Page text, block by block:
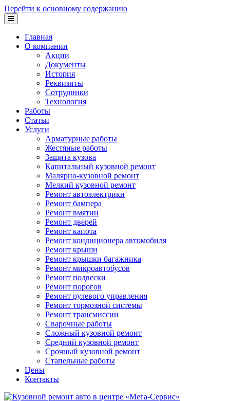
Перейти к основному содержанию
Главная
О компании
Акции
Документы
История
Реквизиты
Сотрудники
Технология
Работы
Статьи
Услуги
Арматурные работы
Жестяные работы
Защита кузова
Капитальный кузовной ремонт
Малярно-кузовной ремонт
Мелкий кузовной ремонт
Ремонт автоэлектрики
Ремонт бампера
Ремонт вмятин
Ремонт дверей
Ремонт капота
Ремонт кондиционера автомобиля
Ремонт крыши
Ремонт крышки багажника
Ремонт микроавтобусов
Ремонт подвески
Ремонт порогов
Ремонт рулевого управления
Ремонт тормозной системы
Ремонт трансмиссии
Сварочные работы
Сложный кузовной ремонт
Средний кузовной ремонт
Срочный кузовной ремонт
Стапельные работы
Цены
Контакты